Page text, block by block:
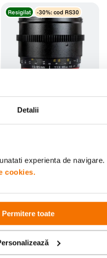
Detalii
experienta de navigare.
cookies.
Permitere toate
Resigilat -30%: cod RS30
Resigilat: Samyang 85mm